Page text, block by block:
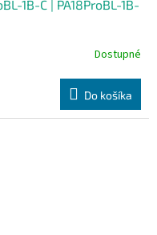
1B-C | PA18ProBL-1B-
Dostupné
Do košíka